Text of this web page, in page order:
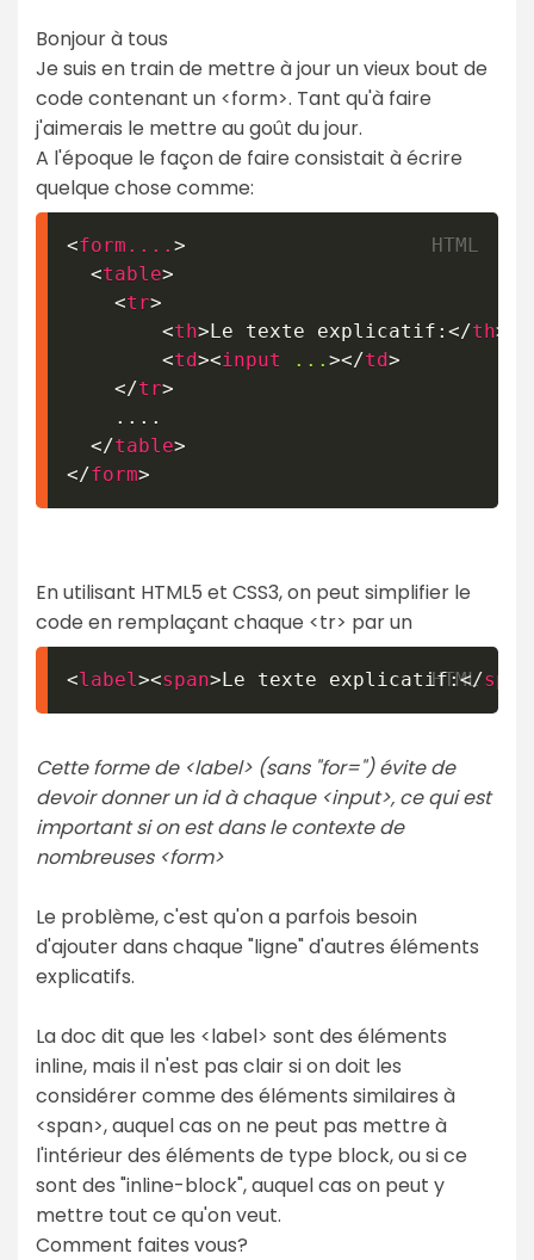
Bonjour à tous
Je suis en train de mettre à jour un vieux bout de
code contenant un <form>. Tant qu'à faire
j'aimerais le mettre au goût du jour.
A l'époque le façon de faire consistait à écrire
quelque chose comme:
<form.... >
<table>
<tr>
<th>Le texte explicatif: </th>
<td><input ... ></td>
</tr>
    ....
</table>
</form>
En utilisant HTML5 et CSS3, on peut simplifier le
code en remplaçant chaque <tr> par un
<label ><span>Le texte explicatif:</span
Cette forme de <label> (sans "for=") évite de
devoir donner un id à chaque <input>, ce qui est
important si on est dans le contexte de
nombreuses <form>
Le problème, c'est qu'on a parfois besoin
d'ajouter dans chaque "ligne" d'autres éléments
explicatifs.
La doc dit que les <label> sont des éléments
inline, mais il n'est pas clair si on doit les
considérer comme des éléments similaires à
<span>, auquel cas on ne peut pas mettre à
l'intérieur des éléments de type block, ou si ce
sont des "inline-block", auquel cas on peut y
mettre tout ce qu'on veut.
Comment faites vous?